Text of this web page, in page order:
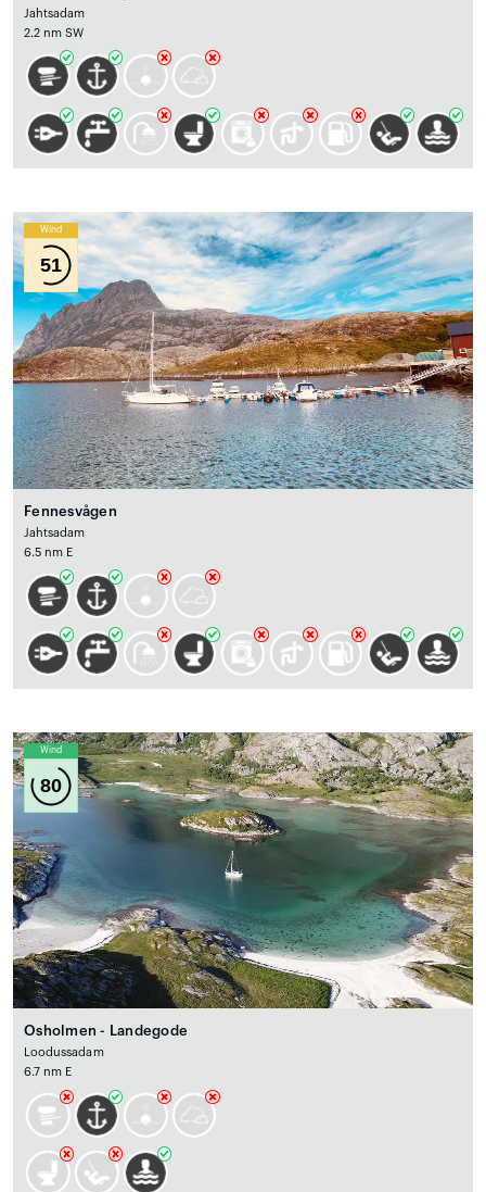
Jahtsadam
2.2 nm SW
Wind
51
Fennesvågen
Jahtsadam
6.5 nm E
Wind
80
Osholmen - Landegode
Loodussadam
6.7 nm E